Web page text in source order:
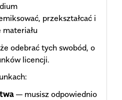
przekształcać i
odebrać tych swobód, o
licencji.
— musisz odpowiednio